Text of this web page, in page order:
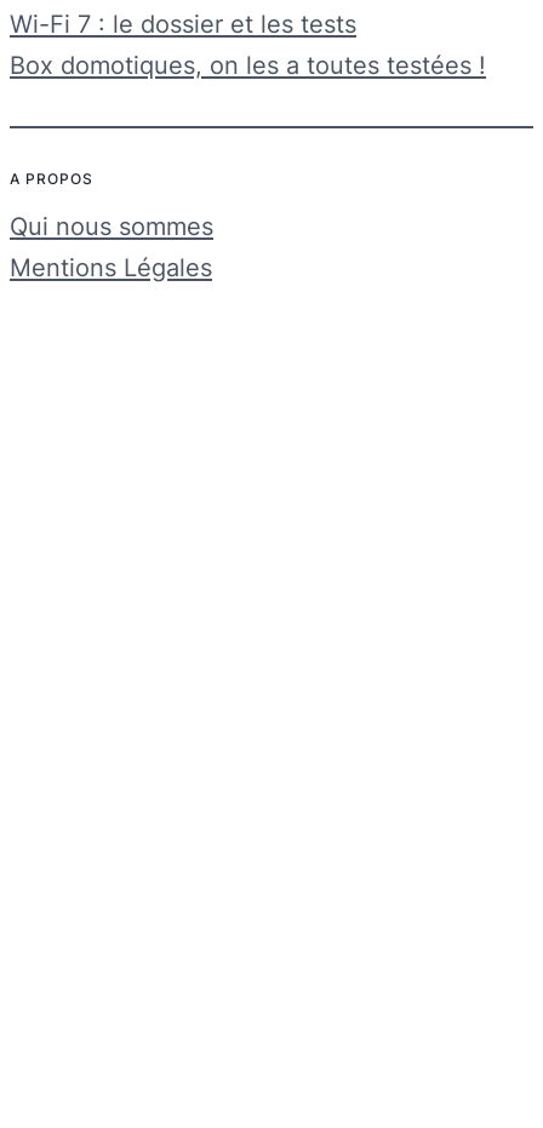
Wi-Fi 7 : le dossier et les tests
Box domotiques, on les a toutes testées !
A PROPOS
Qui nous sommes
Mentions Légales